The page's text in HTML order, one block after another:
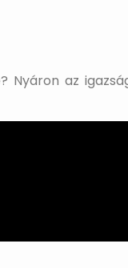
Nyáron az